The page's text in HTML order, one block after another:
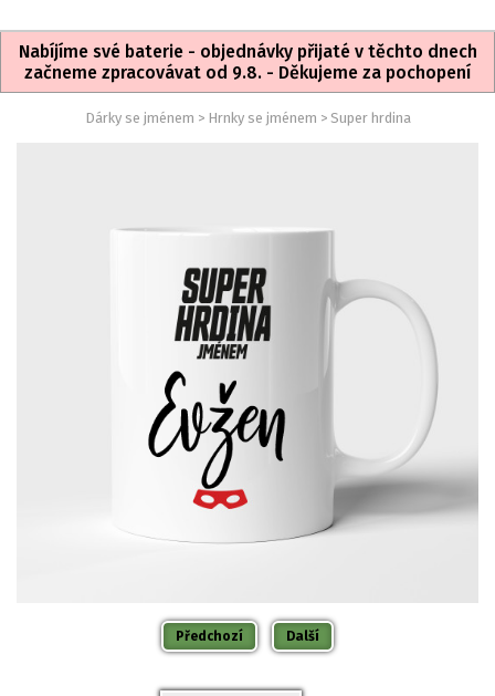
Nabíjíme své baterie - objednávky přijaté v těchto dnech
začneme zpracovávat od 9.8. - Děkujeme za pochopení
Dárky se jménem > Hrnky se jménem > Super hrdina
Předchozí Další